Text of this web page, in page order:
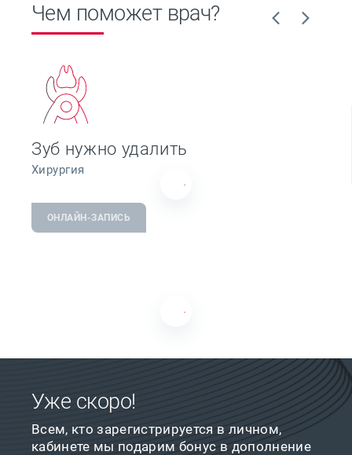
Чем поможет врач?
Зуб нужно удалить
Хирургия
ОНЛАЙН-ЗАПИСЬ
Уже скоро!
Всем, кто зарегистрируется в личном,
кабинете мы подарим бонус в дополнение